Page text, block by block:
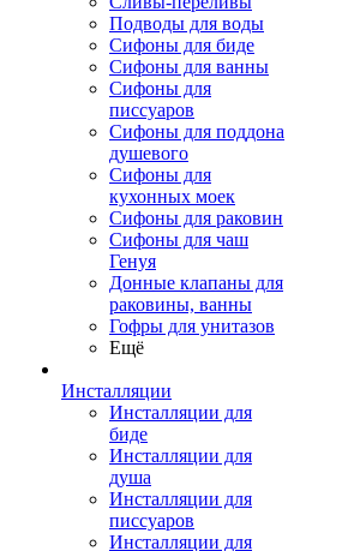
Подводы для воды
Сифоны для биде
Сифоны для ванны
Сифоны для
писсуаров
Сифоны для поддона
душевого
Сифоны для
кухонных моек
Сифоны для раковин
Сифоны для чаш
Генуя
Донные клапаны для
раковины, ванны
Гофры для унитазов
Ещё
Инсталляции
Инсталляции для
биде
Инсталляции для
душа
Инсталляции для
писсуаров
Инсталляции для